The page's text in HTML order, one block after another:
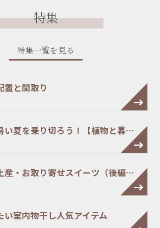
特集
特集一覧を見る
置と間取り
い夏を乗り切ろう！【植物と暮…
産・お取り寄せスイーツ（後編…
い室内物干し人気アイテム